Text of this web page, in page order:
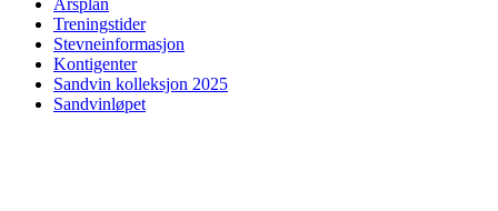
Treningstider
Stevneinformasjon
Kontigenter
Sandvin kolleksjon 2025
Sandvinløpet